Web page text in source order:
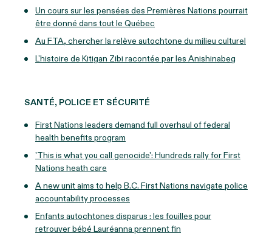
Un cours sur les pensées des Premières Nations pourrait
être donné dans tout le Québec
Au FTA, chercher la relève autochtone du milieu culturel
L’histoire de Kitigan Zibi racontée par les Anishinabeg
SANTÉ, POLICE ET SÉCURITÉ
First Nations leaders demand full overhaul of federal
health benefits program
'This is what you call genocide': Hundreds rally for First
Nations heath care
A new unit aims to help B.C. First Nations navigate police
accountability processes
Enfants autochtones disparus : les fouilles pour
retrouver bébé Lauréanna prennent fin